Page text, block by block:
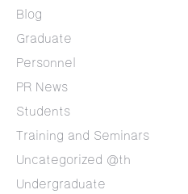
Blog
Graduate
Personnel
PR News
Students
Training and Seminars
Uncategorized @th
Undergraduate